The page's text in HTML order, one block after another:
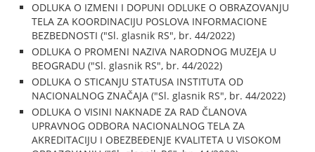
ODLUKA O IZMENI I DOPUNI ODLUKE O OBRAZOVANJU
TELA ZA KOORDINACIJU POSLOVA INFORMACIONE
BEZBEDNOSTI ("Sl. glasnik RS", br. 44/2022)
ODLUKA O PROMENI NAZIVA NARODNOG MUZEJA U
BEOGRADU ("Sl. glasnik RS", br. 44/2022)
ODLUKA O STICANJU STATUSA INSTITUTA OD
NACIONALNOG ZNAČAJA ("Sl. glasnik RS", br. 44/2022)
ODLUKA O VISINI NAKNADE ZA RAD ČLANOVA
UPRAVNOG ODBORA NACIONALNOG TELA ZA
AKREDITACIJU I OBEZBEĐENJE KVALITETA U VISOKOM